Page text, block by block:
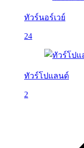
ทัวร์นอร์เวย์
24
ทัวร์โปแลนด์
2